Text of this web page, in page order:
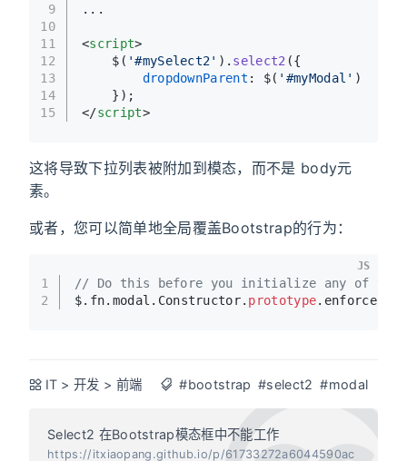
9
10
11
12
13
14
15
...
<script>
    $(
'#mySelect2' ). select2 ({
dropdownParent : $( '#myModal' )
    });
</script>
这将导致下拉列表被附加到模态，而不是 body元
素。
或者，您可以简单地全局覆盖Bootstrap的行为：
1
2
// Do this before you initialize any of your
$.fn. modal . Constructor. prototype.
JS
IT > 开发 > 前端 #bootstrap #select2 #modal
Select2 在Bootstrap模态框中不能工作
https://itxiaopang.github.io/p/61733272a6044590ac